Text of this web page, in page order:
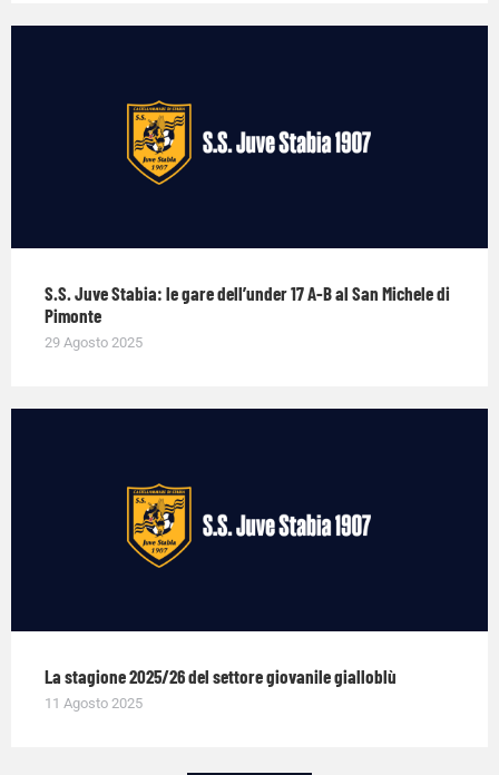
S.S. Juve Stabia: le gare dell’under 17 A-B al San Michele di
Pimonte
29 Agosto 2025
La stagione 2025/26 del settore giovanile gialloblù
11 Agosto 2025